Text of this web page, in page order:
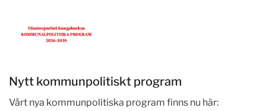
Nytt kommunpolitiskt program
Vårt nya kommunpolitiska program finns nu här: